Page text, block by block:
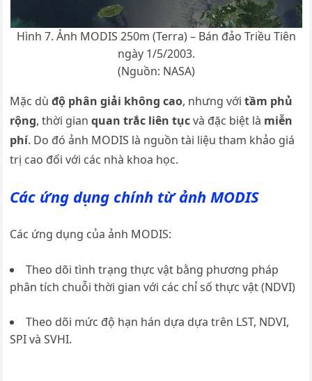
Hình 7. Ảnh MODIS 250m (Terra) – Bán đảo Triều Tiên
ngày 1/5/2003.
(Nguồn: NASA)
Mặc dùđộ phân giải không cao, nhưng vớitầm phủ
rộng, thời gianquan trắc liên tụcvà đặc biệt là miễn
phí. Do đó ảnh MODIS là nguồn tài liệu tham khảo giá
trị cao đối với các nhà khoa học.
Các ứng dụng chính từ ảnh MODIS
Các ứng dụng của ảnh MODIS:
Theo dõi tình trạng thực vật bằng phương pháp
phân tích chuỗi thời gian với các chỉ số thực vật (NDVI)
Theo dõi mức độ hạn hán dựa dựa trên LST, NDVI,
SPI và SVHI.